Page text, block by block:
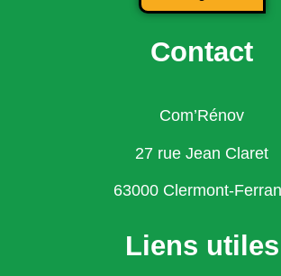
Contact
Com’Rénov
27 rue Jean Claret
63000 Clermont-
Liens utiles